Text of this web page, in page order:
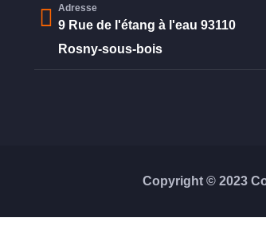
Adresse
9 Rue de l'étang à l'eau 93110
Rosny-sous-bois
Copyright © 2023